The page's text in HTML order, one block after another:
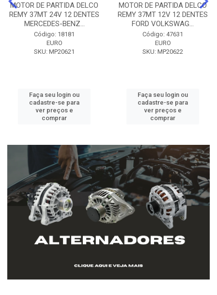
MOTOR DE PARTIDA DELCO
REMY 37MT 24V 12 DENTES
MERCEDES-BENZ...
Código: 18181
EURO
SKU: MP20621
Faça seu login ou
cadastre-se para
ver preços e
comprar
MOTOR DE PARTIDA DELCO
REMY 37MT 12V 12 DENTES
FORD VOLKSWAG...
Código: 47631
EURO
SKU: MP20622
Faça seu login ou
cadastre-se para
ver preços e
comprar